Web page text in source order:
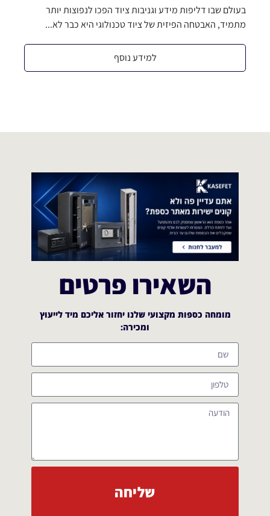
בעולם שבו דליפות מידע וגניבות ציוד הפכו לנפוצות יותר
מתמיד, האבטחה הפיזית של ציוד טכנולוגי היא כבר לא...
למידע נוסף
השאירו פרטים
מומחה כספות מקצועי שלנו יחזור אליכם מיד לייעוץ
ומכירה:​
שליחה